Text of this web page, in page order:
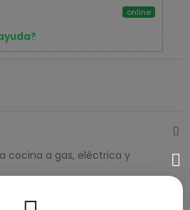
online
cocina a gas, eléctrica y